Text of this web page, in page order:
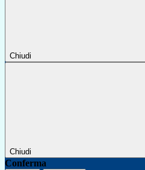
Chiudi
Chiudi
Conferma